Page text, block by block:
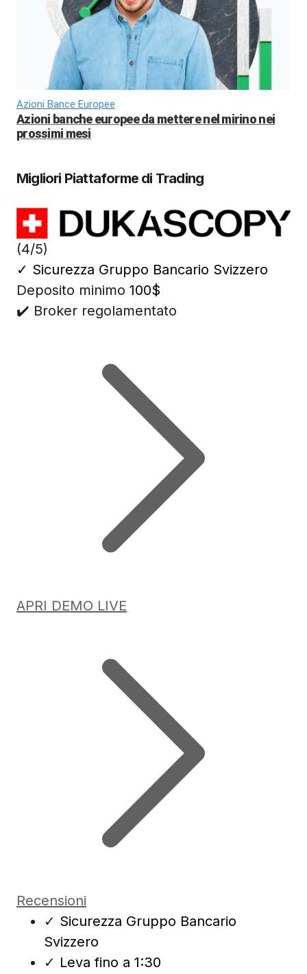
Azioni Bance Europee
Azioni banche europee da mettere nel mirino nei
prossimi mesi
Migliori Piattaforme di Trading
(4/5)
✓ Sicurezza Gruppo Bancario Svizzero
Deposito minimo 100$
✔️ Broker regolamentato
APRI DEMO LIVE
Recensioni
✓ Sicurezza Gruppo Bancario
Svizzero
✓ Leva fino a 1:30